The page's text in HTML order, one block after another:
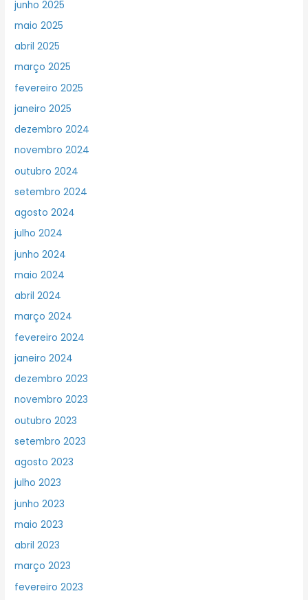
junho 2025
maio 2025
abril 2025
março 2025
fevereiro 2025
janeiro 2025
dezembro 2024
novembro 2024
outubro 2024
setembro 2024
agosto 2024
julho 2024
junho 2024
maio 2024
abril 2024
março 2024
fevereiro 2024
janeiro 2024
dezembro 2023
novembro 2023
outubro 2023
setembro 2023
agosto 2023
julho 2023
junho 2023
maio 2023
abril 2023
março 2023
fevereiro 2023